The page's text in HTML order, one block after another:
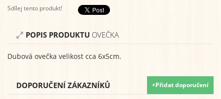
Sdílej tento produkt!
POPIS PRODUKTU OVEČKA
Dubová ovečka velikost cca 6x5cm.
DOPORUČENÍ ZÁKAZNÍKŮ +Přidat doporučení